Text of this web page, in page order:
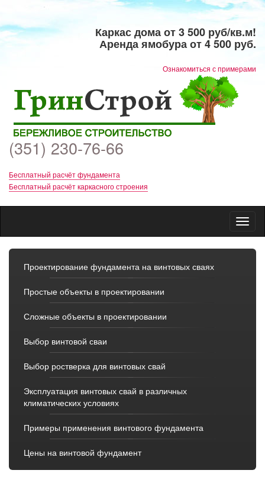
Каркас дома от 3 500 руб/кв.м!
Аренда ямобура от 4 500 руб.
​Ознакомиться с примерами
(351) 230-76-66
Бесплатный расчёт фундамента
Бесплатный расчёт каркасного строения
Проектирование фундамента на винтовых сваях
Простые объекты в проектировании
Сложные объекты в проектировании
Выбор винтовой сваи
Выбор ростверка для винтовых свай
Эксплуатация винтовых свай в различных
климатических условиях
Примеры применения винтового фундамента
Цены на винтовой фундамент